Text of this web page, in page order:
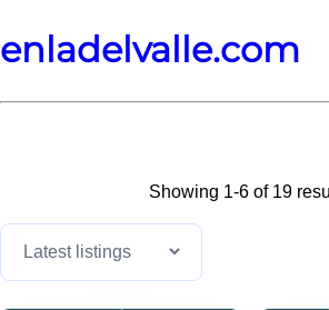
enladelvalle.com
Showing 1-6 of 19